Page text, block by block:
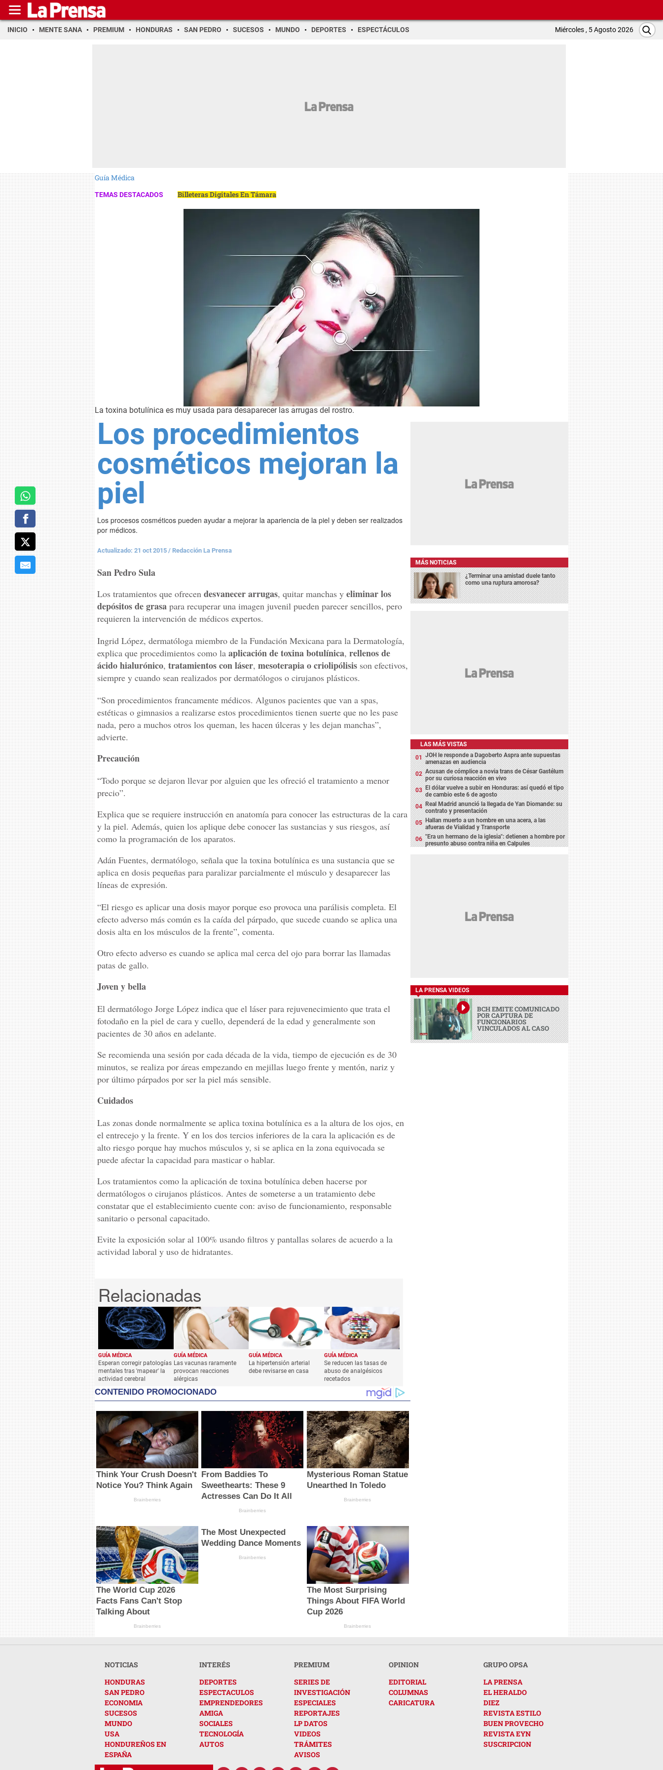
INICIO MENTE SANA PREMIUM HONDURAS SAN PEDRO SUCESOS MUNDO DEPORTES ESPECTÁCULOS Miércoles , 5 Agosto 2026
Guía Médica
TEMAS DESTACADOS Billeteras Digitales En Támara
La toxina botulínica es muy usada para desaparecer las arrugas del rostro.
Los procedimientos
cosméticos mejoran la
piel
Los procesos cosméticos pueden ayudar a mejorar la apariencia de la piel y deben ser realizados
por médicos.
Actualizado: 21 oct 2015 / Redacción La Prensa
San Pedro Sula
Los tratamientos que ofrecen desvanecer arrugas, quitar manchas y eliminar los
depósitos de grasa para recuperar una imagen juvenil pueden parecer sencillos, pero
requieren la intervención de médicos expertos.
Ingrid López, dermatóloga miembro de la Fundación Mexicana para la Dermatología,
explica que procedimientos como la aplicación de toxina botulínica, rellenos de
ácido hialurónico, tratamientos con láser, mesoterapia o criolipólisis son efectivos,
siempre y cuando sean realizados por dermatólogos o cirujanos plásticos.
“Son procedimientos francamente médicos. Algunos pacientes que van a spas,
estéticas o gimnasios a realizarse estos procedimientos tienen suerte que no les pase
nada, pero a muchos otros los queman, les hacen úlceras y les dejan manchas”,
advierte.
Precaución
“Todo porque se dejaron llevar por alguien que les ofreció el tratamiento a menor
precio”.
Explica que se requiere instrucción en anatomía para conocer las estructuras de la cara
y la piel. Además, quien los aplique debe conocer las sustancias y sus riesgos, así
como la programación de los aparatos.
Adán Fuentes, dermatólogo, señala que la toxina botulínica es una sustancia que se
aplica en dosis pequeñas para paralizar parcialmente el músculo y desaparecer las
líneas de expresión.
“El riesgo es aplicar una dosis mayor porque eso provoca una parálisis completa. El
efecto adverso más común es la caída del párpado, que sucede cuando se aplica una
dosis alta en los músculos de la frente”, comenta.
Otro efecto adverso es cuando se aplica mal cerca del ojo para borrar las llamadas
patas de gallo.
Joven y bella
El dermatólogo Jorge López indica que el láser para rejuvenecimiento que trata el
fotodaño en la piel de cara y cuello, dependerá de la edad y generalmente son
pacientes de 30 años en adelante.
Se recomienda una sesión por cada década de la vida, tiempo de ejecución es de 30
minutos, se realiza por áreas empezando en mejillas luego frente y mentón, nariz y
por último párpados por ser la piel más sensible.
Cuidados
Las zonas donde normalmente se aplica toxina botulínica es a la altura de los ojos, en
el entrecejo y la frente. Y en los dos tercios inferiores de la cara la aplicación es de
alto riesgo porque hay muchos músculos y, si se aplica en la zona equivocada se
puede afectar la capacidad para masticar o hablar.
Los tratamientos como la aplicación de toxina botulínica deben hacerse por
dermatólogos o cirujanos plásticos. Antes de someterse a un tratamiento debe
constatar que el establecimiento cuente con: aviso de funcionamiento, responsable
sanitario o personal capacitado.
Evite la exposición solar al 100% usando filtros y pantallas solares de acuerdo a la
actividad laboral y uso de hidratantes.
GUÍA MÉDICA
Esperan corregir patologías
mentales tras 'mapear' la
actividad cerebral
GUÍA MÉDICA
Las vacunas raramente
provocan reacciones
alérgicas
GUÍA MÉDICA
La hipertensión arterial
debe revisarse en casa
GUÍA MÉDICA
Se reducen las tasas de
abuso de analgésicos
recetados
CONTENIDO PROMOCIONADO
Think Your Crush Doesn't
Notice You? Think Again
Brainberries
From Baddies To
Sweethearts: These 9
Actresses Can Do It All
Brainberries
Mysterious Roman Statue
Unearthed In Toledo
Brainberries
The World Cup 2026
Facts Fans Can't Stop
Talking About
Brainberries
The Most Unexpected
Wedding Dance Moments
Brainberries
The Most Surprising
Things About FIFA World
Cup 2026
Brainberries
MÁS NOTICIAS
¿Terminar una amistad duele tanto
como una ruptura amorosa?
LAS MÁS VISTAS
JOH le responde a Dagoberto Aspra ante supuestas
amenazas en audiencia
Acusan de cómplice a novia trans de César Gastélum
por su curiosa reacción en vivo
El dólar vuelve a subir en Honduras: así quedó el tipo
de cambio este 6 de agosto
Real Madrid anunció la llegada de Yan Diomande: su
contrato y presentación
Hallan muerto a un hombre en una acera, a las
afueras de Vialidad y Transporte
"Era un hermano de la iglesia": detienen a hombre por
presunto abuso contra niña en Calpules
LA PRENSA VIDEOS
BCH EMITE COMUNICADO
POR CAPTURA DE
FUNCIONARIOS
VINCULADOS AL CASO
NOTICIAS
HONDURAS
SAN PEDRO
ECONOMIA
SUCESOS
MUNDO
USA
HONDUREÑOS EN
ESPAÑA
INTERÉS
DEPORTES
ESPECTACULOS
EMPRENDEDORES
AMIGA
SOCIALES
TECNOLOGÍA
AUTOS
PREMIUM
SERIES DE
INVESTIGACIÓN
ESPECIALES
REPORTAJES
LP DATOS
VIDEOS
TRÁMITES
AVISOS
OPINION
EDITORIAL
COLUMNAS
CARICATURA
GRUPO OPSA
LA PRENSA
EL HERALDO
DIEZ
REVISTA ESTILO
BUEN PROVECHO
REVISTA EYN
SUSCRIPCION